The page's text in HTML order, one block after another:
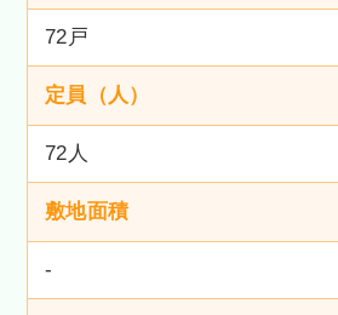
72戸
定員（人）
72人
敷地面積
-